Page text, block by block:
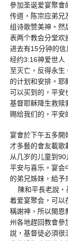
參加圣诞爱宴聚會
传道，陈宗应弟兄
组诗歌赞美神。然
表两个教会分堂欢
进去有15分钟的
经约3:16神爱世人
至灭亡，反得永生
的计划和安排。耶
可以买到的，平安
基督耶稣降生救赎
赐给我们的，平安
宴會於下午五多開
才多藝的會友載歌
从几岁的儿童到
平安与喜乐。宴会
的弟兄姊妹，給予
陳和平長老說，
着爱宴聚会，可以
稱謝神，所以閩恩
州各地趕回教會參
說，基督徒必須很